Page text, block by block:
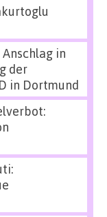
Anschlag in
der
in Dortmund